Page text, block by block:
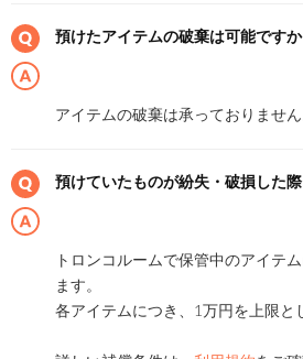
預けたアイテムの破棄は可能ですか
アイテムの破棄は承っておりません
預けていたものが紛失・破損した
トロンコルームで保管中のアイテ
ます。
各アイテムにつき、1万円を上限と